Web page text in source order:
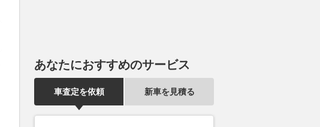
あなたにおすすめのサービス
車査定を依頼 新車を見積る